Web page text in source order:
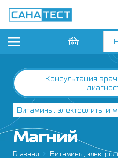
Консультация
Витамины, электролиты и
Магний
Главная
Витамины,